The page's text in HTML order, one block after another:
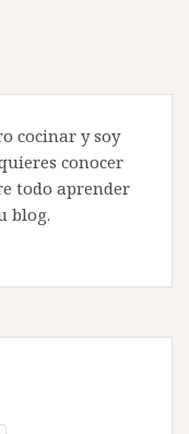
cocinar y soy
conocer
todo aprender
blog.